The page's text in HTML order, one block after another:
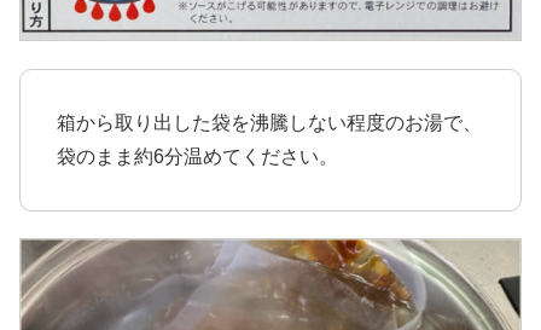
箱から取り出した袋を沸騰しない程度のお湯で、
袋のまま約6分温めてください。